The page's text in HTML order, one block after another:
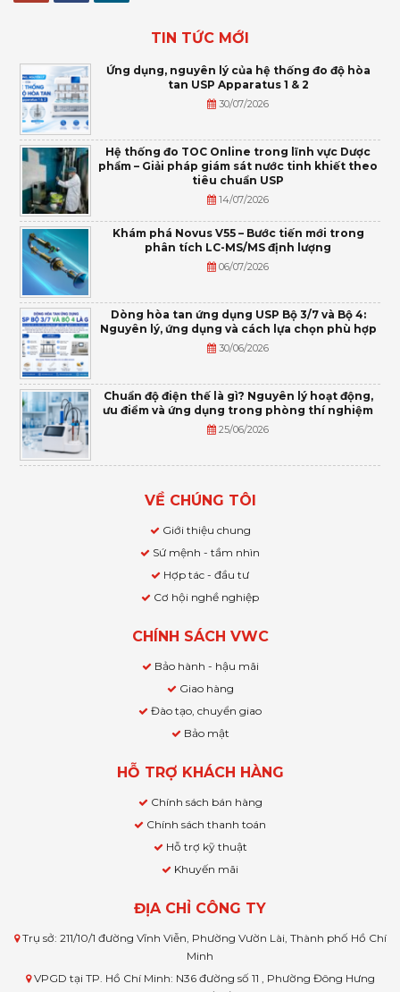
TIN TỨC MỚI
Ứng dụng, nguyên lý của hệ thống đo độ hòa
tan USP Apparatus 1 & 2
30/07/2026
Hệ thống đo TOC Online trong lĩnh vực Dược
phẩm – Giải pháp giám sát nước tinh khiết theo
tiêu chuẩn USP
14/07/2026
Khám phá Novus V55 – Bước tiến mới trong
phân tích LC-MS/MS định lượng
06/07/2026
Dòng hòa tan ứng dụng USP Bộ 3/7 và Bộ 4:
Nguyên lý, ứng dụng và cách lựa chọn phù hợp
30/06/2026
Chuẩn độ điện thế là gì? Nguyên lý hoạt động,
ưu điểm và ứng dụng trong phòng thí nghiệm
25/06/2026
VỀ CHÚNG TÔI
Giới thiệu chung
Sứ mệnh - tầm nhìn
Hợp tác - đầu tư
Cơ hội nghề nghiệp
CHÍNH SÁCH VWC
Bảo hành - hậu mãi
Giao hàng
Đào tạo, chuyển giao
Bảo mật
HỖ TRỢ KHÁCH HÀNG
Chính sách bán hàng
Chính sách thanh toán
Hỗ trợ kỹ thuật
Khuyến mãi
ĐỊA CHỈ CÔNG TY
Trụ sở: 211/10/1 đường Vĩnh Viễn, Phường Vườn Lài, Thành phố Hồ Chí
Minh
VPGD tại TP. Hồ Chí Minh: N36 đường số 11 , Phường Đông Hưng